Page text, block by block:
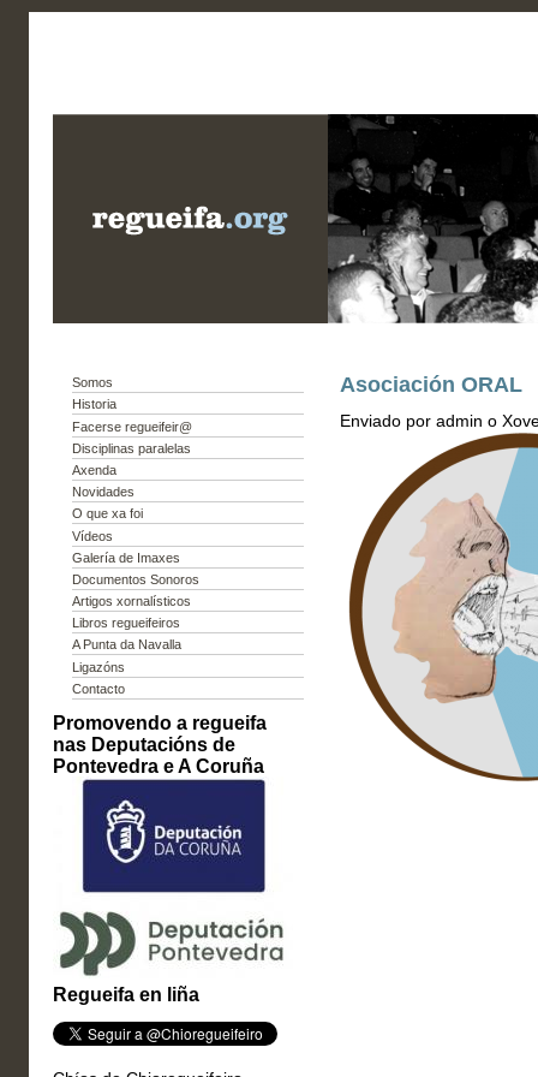
Somos
Historia
Facerse regueifeir@
Disciplinas paralelas
Axenda
Novidades
O que xa foi
Vídeos
Galería de Imaxes
Documentos Sonoros
Artigos xornalísticos
Libros regueifeiros
A Punta da Navalla
Ligazóns
Contacto
Promovendo a regueifa
nas Deputacións de
Pontevedra e A Coruña
Regueifa en liña
Asociación ORAL
Enviado por admin o